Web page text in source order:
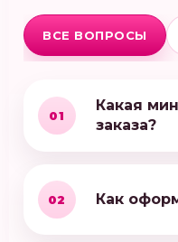
ВСЕ ВОПРОСЫ
01
Какая
заказа?
02 Как